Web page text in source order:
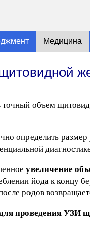
Медицина
точный объем
определить
увеличение
йода к концу
родов
проведения УЗИ